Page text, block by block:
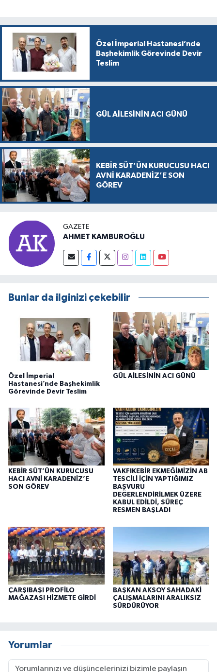
Özel İmperial Hastanesi’nde
Başhekimlik Görevinde Devir
Teslim
GÜL AİLESİNİN ACI GÜNÜ
KEBİR SÜT’ÜN KURUCUSU HACI
AVNİ KARADENİZ’E SON
GÖREV
GAZETE
AHMET KAMBUROĞLU
Bunlar da ilginizi çekebilir
Özel İmperial
Hastanesi’nde Başhekimlik
Görevinde Devir Teslim
GÜL AİLESİNİN ACI GÜNÜ
KEBİR SÜT’ÜN KURUCUSU
HACI AVNİ KARADENİZ’E
SON GÖREV
VAKFIKEBİR EKMEĞİMİZİN AB
TESCİLİ İÇİN YAPTIĞIMIZ
BAŞVURU
DEĞERLENDİRİLMEK ÜZERE
KABUL EDİLDİ, SÜREÇ
RESMEN BAŞLADI
ÇARŞIBAŞI PROFİLO
MAĞAZASI HİZMETE GİRDİ
BAŞKAN AKSOY SAHADAKİ
ÇALIŞMALARINI ARALIKSIZ
SÜRDÜRÜYOR
Yorumlar